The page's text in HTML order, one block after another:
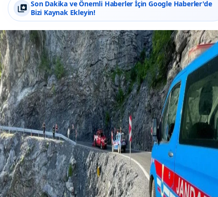
Son Dakika ve Önemli Haberler İçin Google Haberler'de
Bizi Kaynak Ekleyin!